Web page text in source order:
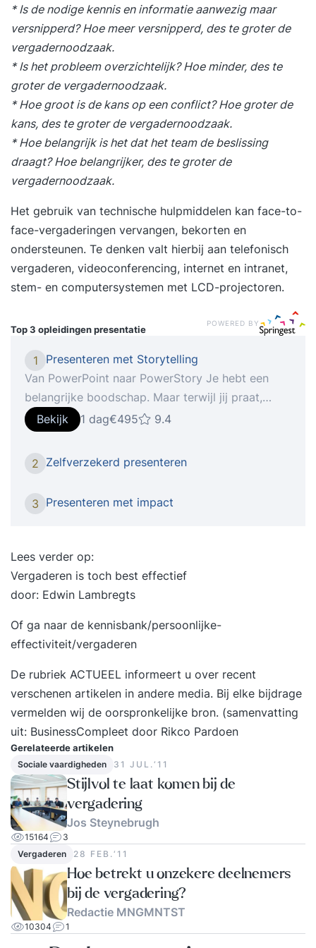
* Is de nodige kennis en informatie aanwezig maar
versnipperd? Hoe meer versnipperd, des te groter de
vergadernoodzaak.
* Is het probleem overzichtelijk? Hoe minder, des te
groter de vergadernoodzaak.
* Hoe groot is de kans op een conflict? Hoe groter de
kans, des te groter de vergadernoodzaak.
* Hoe belangrijk is het dat het team de beslissing
draagt? Hoe belangrijker, des te groter de
vergadernoodzaak.
Het gebruik van technische hulpmiddelen kan face-to-
face-vergaderingen vervangen, bekorten en
ondersteunen. Te denken valt hierbij aan telefonisch
vergaderen, videoconferencing, internet en intranet,
stem- en computersystemen met LCD-projectoren.
Top 3 opleidingenpresentatie
POWERED BY
1
Presenteren met Storytelling
Van PowerPoint naar PowerStory Je hebt een
belangrijke boodschap. Maar terwijl jij praat,
dwalen blikken af. Je ziet mensen naar hun
telefoon grijpen. Weer een standaard
PowerPoint… zucht. Dat kan anders. Goede
sprekers vertellen verhalen. Ze nemen hun
dat de boodschap blijft hangen. Na deze training
droge powerpoint naar een fascinerend verhaal.
In deze hands-on training leer je hoe je zelfs de
meest technische informatie omzet in boeiende
voor jou als... Je regelmatig presenteert aan je
team, klanten of management Je merkt dat
vinden Bang bent dingen te vergeten of juist
teveel zaken erbij haalt Je boodschap niet altijd
goed overkomt of blijft hangen Wat levert het je
op? Na deze training hangt je publiek aan je
lippen – zelfs aan het einde van een lange
vergaderdag. Je spreekt met zelfvertrouwen,
brengt je boodschap overtuigend over en merkt
dat mensen écht luisteren. Presenteren wordt
leuk (ja, echt)! Presentatietraining met veel
persoonlijke aandacht Deze training is praktisch,
interactief en direct toepasbaar. Je werkt aan je
eigen casus en krijgt veel persoonlijke feedback.
De groep is klein (max. 6 deelnemers), zodat je
volop kunt oefenen. Geen droge theorie, maar
Bekijk 1 dag€495 9.4
2 Zelfverzekerd presenteren
3 Presenteren met impact
Lees verder op:
Vergaderen is toch best effectief
door: Edwin Lambregts
Of ga naar de kennisbank/persoonlijke-
effectiviteit/vergaderen
De rubriek ACTUEEL informeert u over recent
verschenen artikelen in andere media. Bij elke bijdrage
vermelden wij de oorspronkelijke bron. (samenvatting
uit: BusinessCompleet door Rikco Pardoen
Gerelateerde artikelen
Sociale vaardigheden 31 JUL.‘11
Stijlvol te laat komen bij de
vergadering
Jos Steynebrugh
15164
3
Vergaderen
28 FEB.‘11
Hoe betrekt u onzekere deelnemers
bij de vergadering?
Redactie MNGMNTST
10304 1